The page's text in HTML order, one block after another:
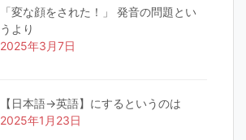
「変な顔をされた！」 発音の問題とい
うより
2025年3月7日
【日本語→英語】にするというのは
2025年1月23日